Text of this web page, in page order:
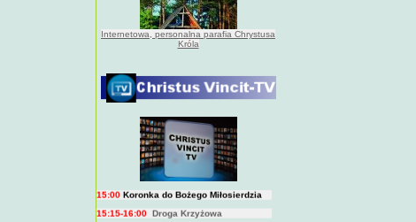
Internetowa, personalna parafia Chrystusa
Króla
BIEŻĄCY PROGRAM TRANSMISJI
BEZPOŚREDNICH
(na żywo)
Msza święta
Koronka do Bożego Miłosierdzia
kazaniem